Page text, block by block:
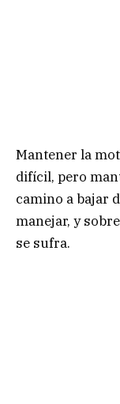
Mantener la
difícil, pero
camino a bajar
manejar, y
se sufra.